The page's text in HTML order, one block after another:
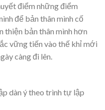
điểm những điểm
để bản thân mình cố
thiện bản thân mình hơn
vững tiến vào thế khỉ mới
càng đi lên.
dàn ý theo trình tự lập